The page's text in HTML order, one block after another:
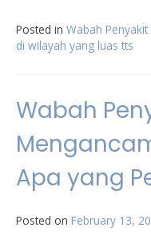
Posted in Wabah Penyakit
di wilayah yang luas tts
Wabah
Apa yang
Posted on February 13,